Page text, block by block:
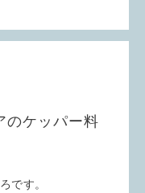
のケッパー料
です。